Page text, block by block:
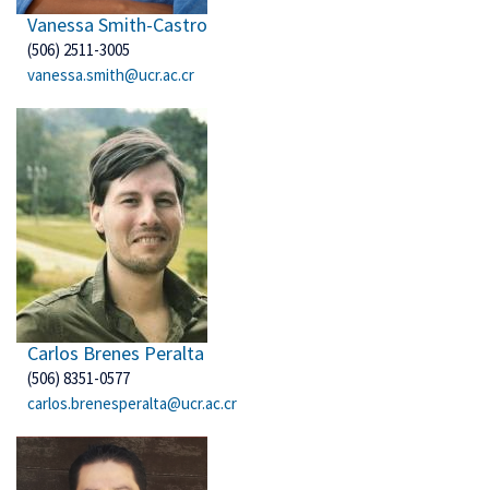
Vanessa Smith-Castro
(506) 2511-3005
vanessa.smith@ucr.ac.cr
Carlos Brenes Peralta
(506) 8351-0577
carlos.brenesperalta@ucr.ac.cr